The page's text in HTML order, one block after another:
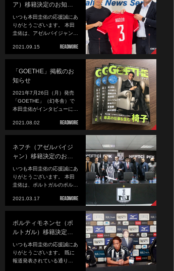
ア）移籍決定のお知…
いつも本田圭佑の応援誠にあ
りがとうございます。 本田
圭佑は、アゼルバイジャン…
2021.09.15
「GOETHE」掲載のお
知らせ
2021年7月26日（月）発売
「GOETHE」（幻冬舎）で
本田圭佑がインタビューに…
2021.08.02
ネフチ（アゼルバイジ
ャン）移籍決定のお…
いつも本田圭佑の応援誠にあ
りがとうございます。 本田
圭佑は、ポルトガルのポル…
2021.03.17
ポルティモネンセ（ポ
ルトガル）移籍決定…
いつも本田圭佑の応援誠にあ
りがとうございます。 既に
報道発表されている通り…